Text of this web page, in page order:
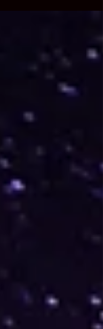
. 청주 신봉동 휴게
인가 청주 신봉동
대를 중심으로 형
를 통칭하는 표현
심 도시로 다양한
이 함께 형성된 도
생활권과 연결된
시설이 함께 자리
한 지역 환경 덕분
과 편의시설 등이
식 공간 관련 정보
꾸준히 이어지고